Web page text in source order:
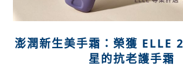
澎潤新生美手霜：榮獲 ELLE
星的抗老護手霜